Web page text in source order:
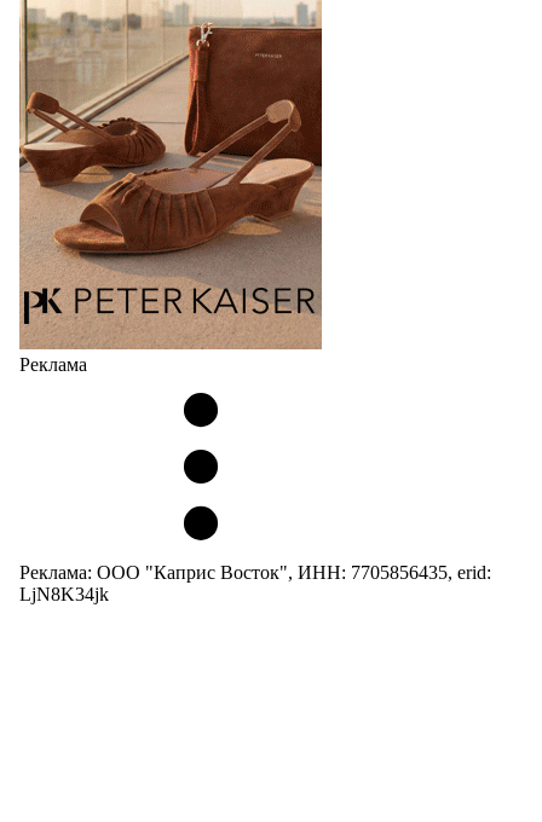
производителя (РУП «Белорусский протезно-
ортопедический восстановительный…
04.08.2026 492
Реклама
Реклама: ООО "Каприс Восток", ИНН: 7705856435, erid:
LjN8K34jk